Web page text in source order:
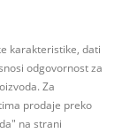
karakteristike, dati
odgovornost za
Za
prodaje preko
na strani